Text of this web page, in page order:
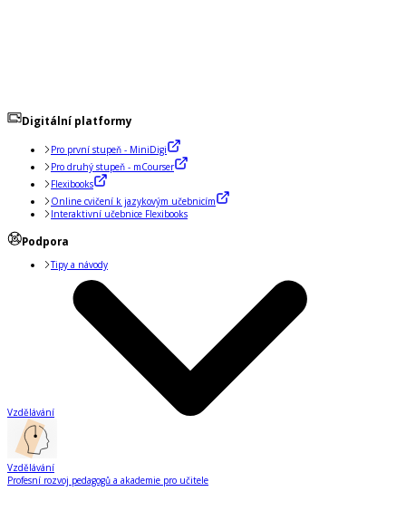
Digitální platformy
Pro první stupeň - MiniDigi
Pro druhý stupeň - mCourser
Flexibooks
Online cvičení k jazykovým učebnicím
Interaktivní učebnice Flexibooks
Podpora
Tipy a návody
Vzdělávání
Vzdělávání
Profesní rozvoj pedagogů a akademie pro učitele